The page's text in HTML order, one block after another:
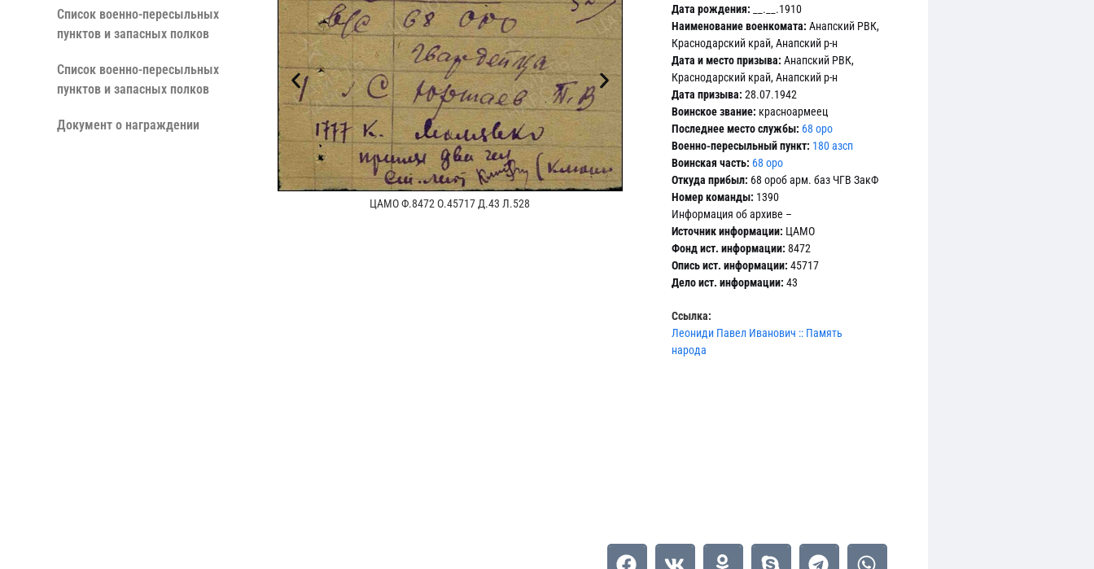
Cписок военно-пересыльных
пунктов и запасных полков
Cписок военно-пересыльных
пунктов и запасных полков
Документ о награждении
ЦАМО Ф.8472 О.45717 Д.43 Л.528
ЦАМО Ф.8472 О.45717 Д.43 Л.531об
Дата рождения: __.__.1910
Наименование военкомата: Анапский РВК,
Краснодарский край, Анапский р-н
Дата и место призыва: Анапский РВК,
Краснодарский край, Анапский р-н
Дата призыва: 28.07.1942
Воинское звание: красноармеец
Последнее место службы: 68 оро
Военно-пересыльный пункт: 180 азсп
Воинская часть: 68 оро
Откуда прибыл: 68 ороб арм. баз ЧГВ ЗакФ
Номер команды: 1390
Информация об архиве –
Источник информации: ЦАМО
Фонд ист. информации: 8472
Опись ист. информации: 45717
Дело ист. информации: 43
Ссылка:
Леониди Павел Иванович :: Память
народа